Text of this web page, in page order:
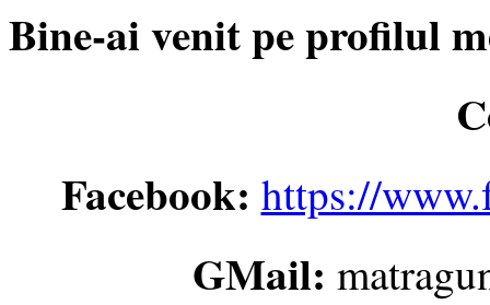
Bine-ai venit pe profilul
Facebook: https://
GMail: